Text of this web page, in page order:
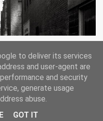
to deliver its services
and user-agent are
and security
generate usage
abuse.
GOT IT